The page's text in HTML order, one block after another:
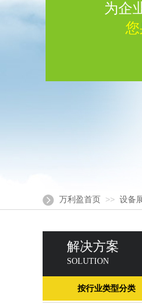
为企
万利盈首页 >> 设备
解决方案
SOLUTION
按行业类型分类